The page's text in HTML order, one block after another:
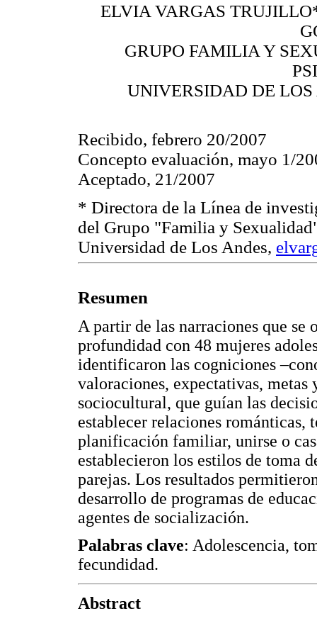
ELVIA VARGAS
GRUPO FAMILIA Y
UNIVERSIDAD DE
Recibido, febrero 20/2007
Concepto evaluación, mayo 1/
Aceptado, 21/2007
* Directora de la Línea de
del Grupo "Familia y
Universidad de Los Andes,
Resumen
A partir de las narraciones que se
profundidad con 48 mujeres
identificaron las cogniciones
valoraciones, expectativas,
sociocultural, que guían las
establecer relaciones románticas,
planificación familiar, unirse o
establecieron los estilos de toma
parejas. Los resultados
desarrollo de programas de
agentes de socialización.
Palabras clave: Adolescencia,
fecundidad.
Abstract